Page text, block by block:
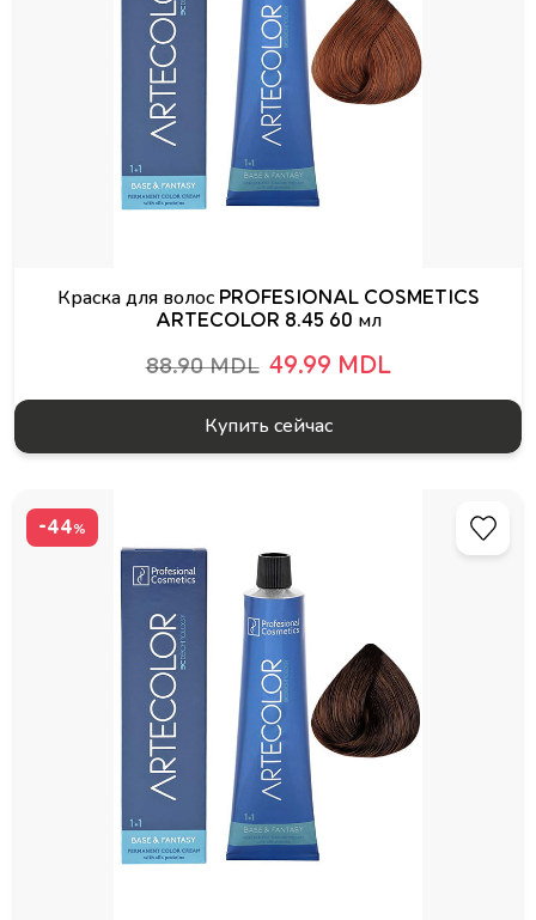
Краска для волос PROFESIONAL COSMETICS
ARTECOLOR 8.45 60 мл
88.90 MDL 49.99 MDL
Купить сейчас
-44%